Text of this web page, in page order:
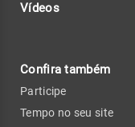
Vídeos
Confira também
Participe
Tempo no seu site